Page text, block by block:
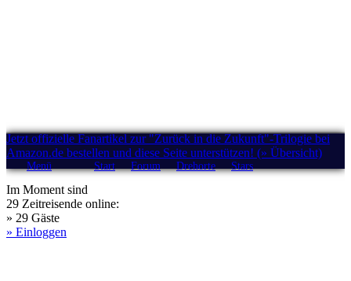
Jetzt offizielle Fanartikel zur "Zurück in die Zukunft"-Trilogie bei
Amazon.de bestellen und diese Seite unterstützen! (» Übersicht)
Menü Start Forum Drehorte Stars
Im Moment sind
29 Zeitreisende online:
» 29 Gäste
» Einloggen